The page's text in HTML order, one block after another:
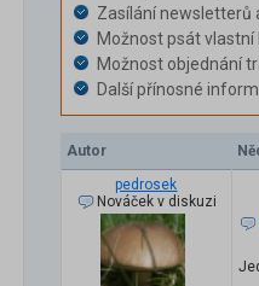
Zasílání newsletterů
Možnost psát vlastní
Možnost objednání
Další přínosné
Autor
pedrosek
Nováček v diskuzi